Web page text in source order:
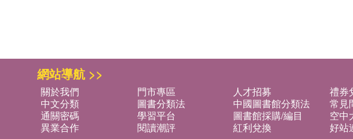
網站導航 >>
關於我們 門市專區 人才招募 禮券
中文分類
圖書分類法 中國圖書館分類法 常見
通關密碼
學習平台 圖書館採購/編目 空中
異業合作
閱讀潮評 紅利兌換 好站